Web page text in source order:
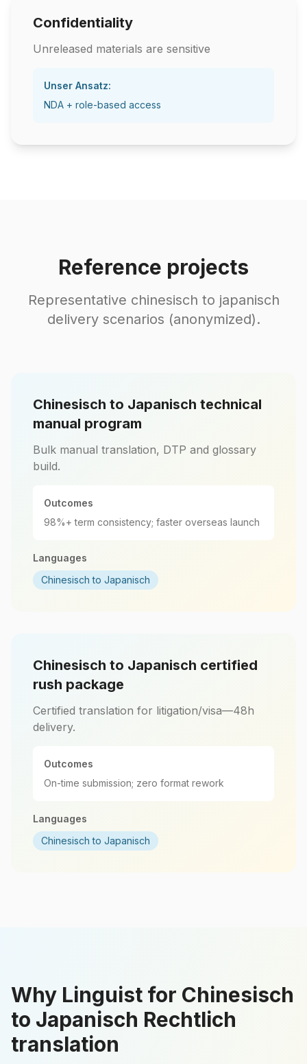
Confidentiality
Unreleased materials are sensitive
Unser Ansatz:
NDA + role-based access
Reference projects
Representative chinesisch to japanisch
delivery scenarios (anonymized).
Chinesisch to Japanisch technical
manual program
Bulk manual translation, DTP and glossary
build.
Outcomes
98%+ term consistency; faster overseas launch
Languages
Chinesisch to Japanisch
Chinesisch to Japanisch certified
rush package
Certified translation for litigation/visa—48h
delivery.
Outcomes
On-time submission; zero format rework
Languages
Chinesisch to Japanisch
Why Linguist for Chinesisch
to Japanisch Rechtlich
translation